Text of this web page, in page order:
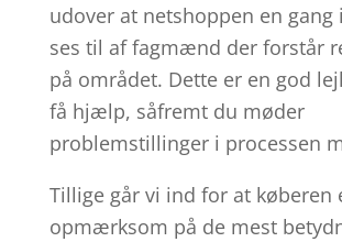
udover at netshoppen en gang
ses til af fagmænd der forstår
på området. Dette er en god
få hjælp, såfremt du møder
problemstillinger i processen
Tillige går vi ind for at køberen
opmærksom på de mest